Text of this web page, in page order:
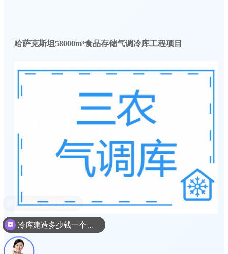
哈萨克斯坦58000m³食品存储气调冷库工程项目